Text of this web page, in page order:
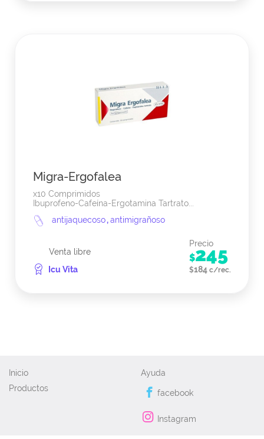
Migra-Ergofalea
x10 Comprimidos
Ibuprofeno-Cafeína-Ergotamina Tartrato...
antijaquecoso,antimigrañoso
Venta libre
Icu Vita
Precio
$245
$184 c/rec.
Inicio
Productos
Ayuda
facebook
Instagram